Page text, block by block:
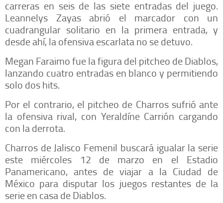
carreras en seis de las siete entradas del juego.
Leannelys Zayas abrió el marcador con un
cuadrangular solitario en la primera entrada, y
desde ahí, la ofensiva escarlata no se detuvo.
Megan Faraimo fue la figura del pitcheo de Diablos,
lanzando cuatro entradas en blanco y permitiendo
solo dos hits.
Por el contrario, el pitcheo de Charros sufrió ante
la ofensiva rival, con Yeraldíne Carrión cargando
con la derrota.
Charros de Jalisco Femenil buscará igualar la serie
este miércoles 12 de marzo en el Estadio
Panamericano, antes de viajar a la Ciudad de
México para disputar los juegos restantes de la
serie en casa de Diablos.